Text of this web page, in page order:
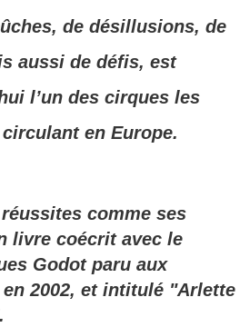
de désillusions, de
aussi de défis, est
l’un des cirques les
en Europe.
comme ses
livre coécrit avec le
Godot paru aux
2002, et intitulé "Arlette